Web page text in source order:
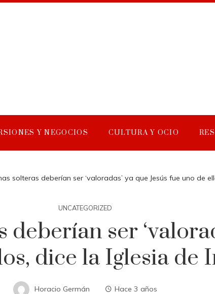
Y NEGOCIOS CULTURA Y OCIO
solteras deberían ser ‘valoradas’ ya que Jesús fue uno de
UNCATEGORIZED
ser
dice la Iglesia de
Horacio Germán Hace 3 años